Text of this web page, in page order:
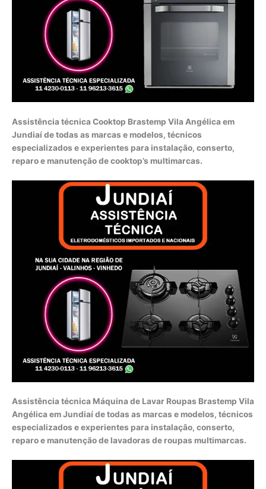
Assistência técnica Cooktop Brastemp Vila Angélica em
Jundiaí de todas as marcas e modelos, técnicos
especializados e experientes para instalação, conserto,
reparo e manutenção de cooktop’s multimarcas.
Assistência técnica Máquina de Lavar Roupas Brastemp Vila
Angélica em Jundiaí de todas as marcas e modelos, técnicos
especializados e experientes para instalação, conserto,
reparo e manutenção de lavadoras de roupas multimarcas.